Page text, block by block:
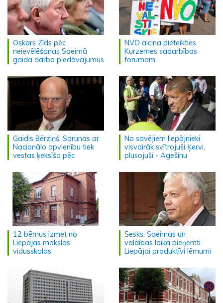
Oskars Zīds pēc
neievēlēšanas Saeimā
gaida darba piedāvājumus
NVO aicina pieteikties
Kurzemes sadarbības
forumam
Gaidis Bērziņš: Sarunas ar
Nacionālo apvienību tiek
vestas ķeksīša pēc
No savējiem liepājnieki
visvairāk svītrojuši Ķervi,
plusojuši - Agešinu
12 bērnus izmet no
Liepājas mākslas
vidusskolas
Sesks: Saeimas un
valdības laikā pieņemti
Liepājai produktīvi lēmumi